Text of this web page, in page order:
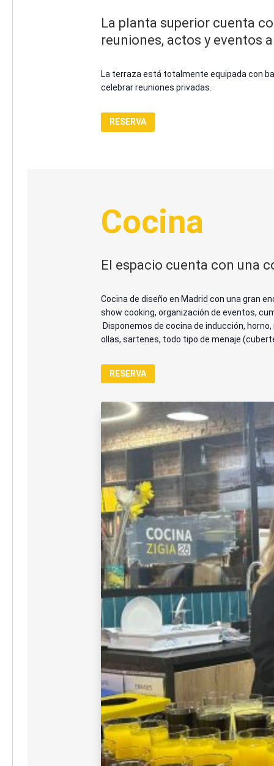
La planta superior cuenta
reuniones, actos y eventos
La terraza está totalmente equipada con
celebrar reuniones privadas.
RESERVA
Cocina
El espacio cuenta con una
Cocina de diseño en Madrid con una gran
show cooking, organización de eventos,
Disponemos de cocina de inducción,
ollas, sartenes, todo tipo de menaje
RESERVA